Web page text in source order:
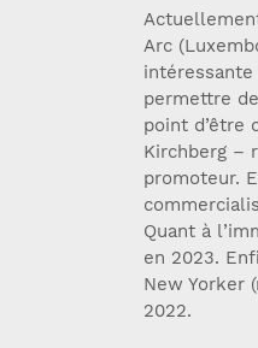
Arc
permettre
point d’être
Kirchberg –
promoteur.
Quant à
en 2023.
New Yorker
2022.